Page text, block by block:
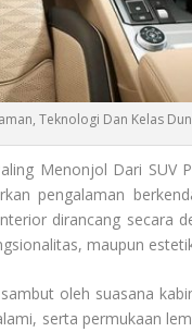
Teknologi Dan Kelas
Menonjol Dari SUV
pengalaman
dirancang secara
maupun
oleh suasana
serta permukaan